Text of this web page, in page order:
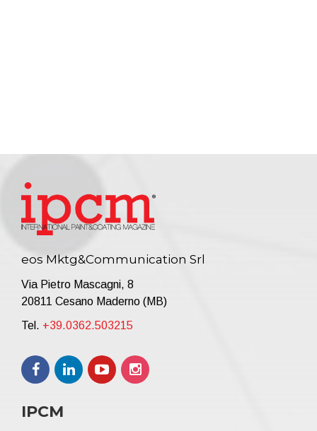
eos Mktg&Communication Srl
Via Pietro Mascagni, 8
20811 Cesano Maderno (MB)
Tel. +39.0362.503215
IPCM